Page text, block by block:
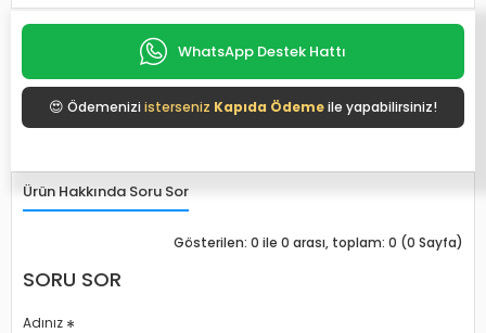
WhatsApp Destek Hattı
😍 Ödemenizi isterseniz Kapıda Ödemeile yapabilirsiniz!
Ürün Hakkında Soru Sor
Gösterilen: 0 ile 0 arası, toplam: 0 (0 Sayfa)
SORU SOR
Adınız